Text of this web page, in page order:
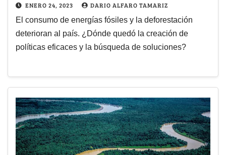
ENERO 24, 2023 DARIO ALFARO TAMARIZ
El consumo de energías fósiles y la deforestación
deterioran al país. ¿Dónde quedó la creación de
políticas eficaces y la búsqueda de soluciones?